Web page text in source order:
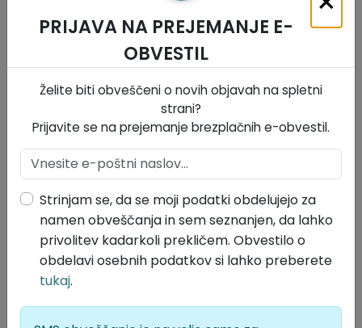
Obiskovalci bodo lahko spremljali predstavitve knjig,
sodelovali v pogovorih z avtorji ter obiskali festivalsko
knjigarno s posebno ponudbo.
Vsi dogodki so brezplačni, organizatorji pa sprejemajo
prostovoljne prispevke. Obiskovalcem priporočajo
primerno obutev in topla oblačila za obisk Divaške
jame.
Občina Divača z veseljem pozdravlja festival, ki v naše
kulturno živahnost ter obiskovalcem ponuja
edinstveno doživetje v objemu kraške narave.
Prisrčno vabljeni, da se pridružite sončnemu krogu 25.
festivala Sanje.
Fotogalerija
PRIJAVA NA PREJEMANJE E-
OBVESTIL
Želite biti obveščeni o novih objavah na spletni
strani?
Prijavite se na prejemanje brezplačnih e-obvestil.
Strinjam se, da se moji podatki obdelujejo za
namen obveščanja in sem seznanjen, da lahko
privolitev kadarkoli prekličem. Obvestilo o
obdelavi osebnih podatkov si lahko preberete
tukaj.